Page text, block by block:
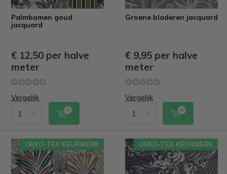
Palmbomen goud
jacquard
€ 12,50 per halve
meter
Vergelijk
Groene bladeren jacquard
€ 9,95 per halve
meter
Vergelijk
OEKO-TEX KEURMERK OEKO-TEX KEURMERK